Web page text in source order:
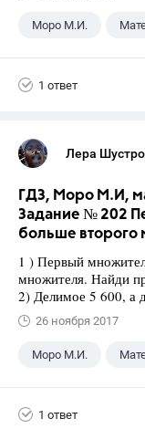
Моро М.И.
1 ответ
Лера
ГДЗ, Моро М.И,
Задание № 202
больше второго
1 ) Первый
множителя. Найди
2) Делимое 5 600, а
26 ноября 2017
Моро М.И.
1 ответ